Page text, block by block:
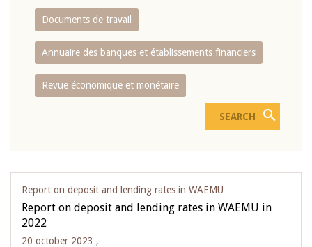
Documents de travail
Annuaire des banques et établissements financiers
Revue économique et monétaire
Report on deposit and lending rates in WAEMU
Report on deposit and lending rates in WAEMU in
2022
20 october 2023 ,